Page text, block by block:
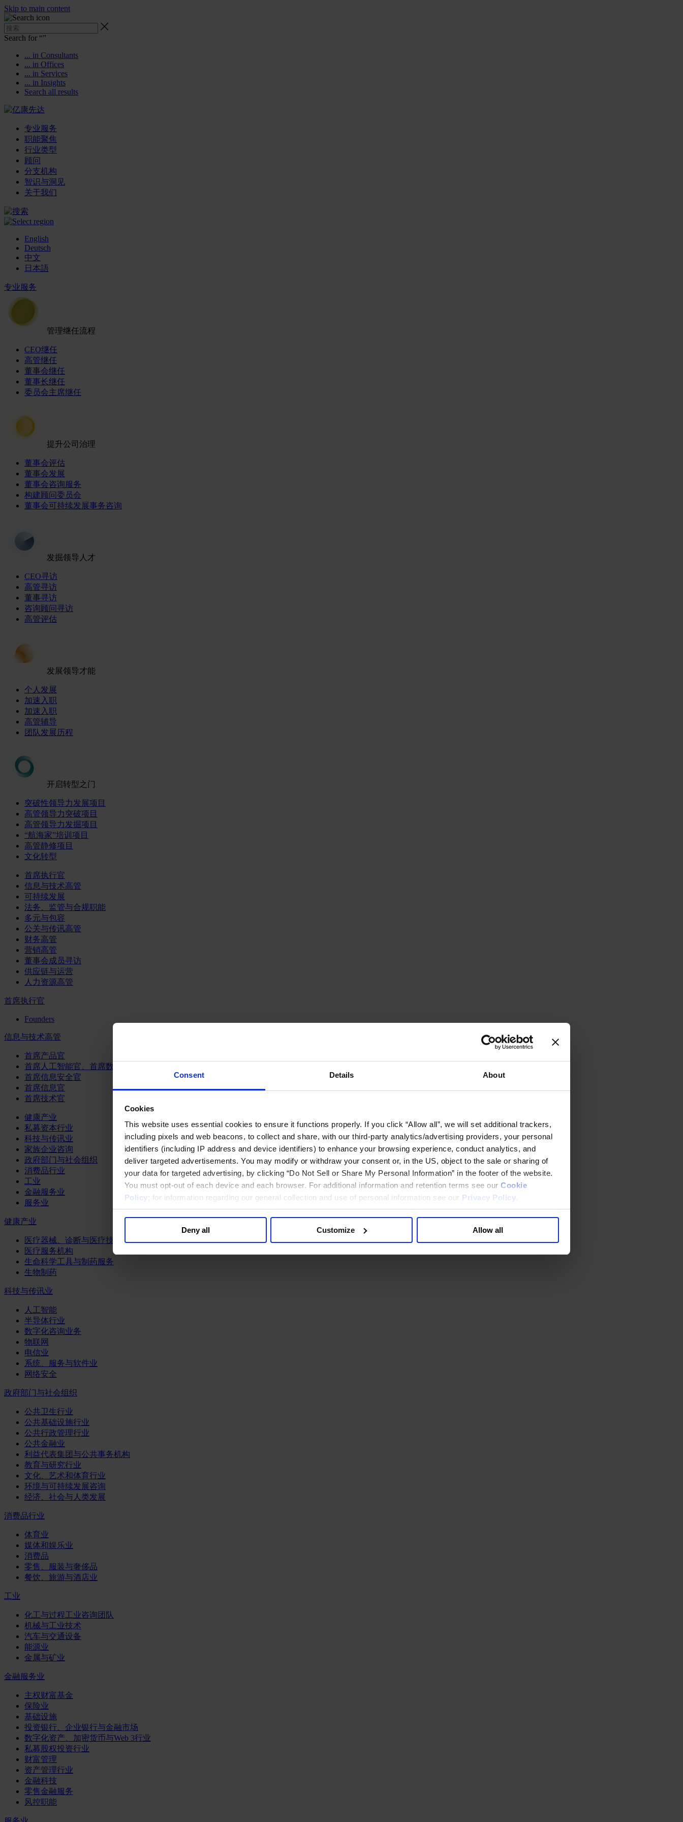
Consent Details About
Cookies
This website uses essential cookies to ensure it functions properly. If you click “Allow all”, we will set additional trackers,
including pixels and web beacons, to collect and share, with our third-party analytics/advertising providers, your personal
identifiers (including IP address and device identifiers) to enhance your browsing experience, conduct analytics, and
deliver targeted advertisements. You may modify or withdraw your consent or, in the US, object to the sale or sharing of
your data for targeted advertising, by clicking “Do Not Sell or Share My Personal Information” in the footer of the website.
You must opt-out of each device and each browser. For additional information and retention terms see our Cookie
Policy; for information regarding our general collection and use of personal information see our Privacy Policy
Deny all Customize Allow all
Skip to main content
Search for “”
... in Consultants
... in Offices
... in Services
... in Insights
Search all results
专业服务
职能聚焦
行业类型
顾问
分支机构
智识与洞见
关于我们
English
Deutsch
中文
日本語
专业服务
管理继任流程
CEO继任
高管继任
董事会继任
董事长继任
委员会主席继任
提升公司治理
董事会评估
董事会发展
董事会咨询服务
构建顾问委员会
董事会可持续发展事务咨询
发掘领导人才
CEO寻访
高管寻访
董事寻访
咨询顾问寻访
高管评估
发展领导才能
个人发展
加速入职
加速入职
高管辅导
团队发展历程
开启转型之门
突破性领导力发展项目
高管领导力突破项目
高管领导力发掘项目
“航海家”培训项目
高管静修项目
文化转型
首席执行官
信息与技术高管
可持续发展
法务、监管与合规职能
多元与包容
公关与传讯高管
财务高管
营销高管
董事会成员寻访
供应链与运营
人力资源高管
首席执行官
Founders
信息与技术高管
首席产品官
首席人工智能官、首席数据官和首席数据解析官
首席信息安全官
首席信息官
首席技术官
健康产业
私募资本行业
科技与传讯业
家族企业咨询
政府部门与社会组织
消费品行业
工业
金融服务业
服务业
健康产业
医疗器械、诊断与医疗技术
医疗服务机构
生命科学工具与制药服务
生物制药
科技与传讯业
人工智能
半导体行业
数字化咨询业务
物联网
电信业
系统、服务与软件业
网络安全
政府部门与社会组织
公共卫生行业
公共基础设施行业
公共行政管理行业
公共金融业
利益代表集团与公共事务机构
教育与研究行业
文化、艺术和体育行业
环境与可持续发展咨询
经济、社会与人类发展
消费品行业
体育业
媒体和娱乐业
消费品
零售、服装与奢侈品
餐饮、旅游与酒店业
工业
化工与过程工业咨询团队
机械与工业技术
汽车与交通设备
能源业
金属与矿业
金融服务业
主权财富基金
保险业
基础设施
投资银行、企业银行与金融市场
数字化资产、加密货币与Web 3行业
私募股权投资行业
财富管理
资产管理行业
金融科技
零售金融服务
风控职能